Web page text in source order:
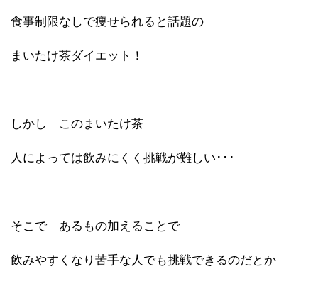
食事制限なしで痩せられると話題の
まいたけ茶ダイエット！
しかし このまいたけ茶
人によっては飲みにくく挑戦が難しい･･･
そこで あるもの加えることで
飲みやすくなり苦手な人でも挑戦できるのだとか